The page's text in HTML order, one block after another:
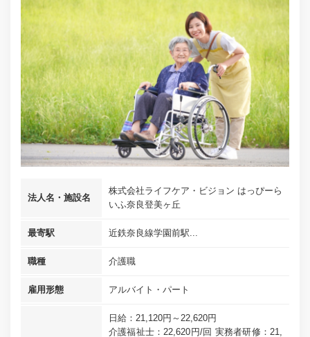
法人名・施設名
株式会社ライフケア・ビジョン はっぴーら
いふ奈良登美ヶ丘
最寄駅 近鉄奈良線学園前駅...
職種 介護職
雇用形態 アルバイト・パート
日給：21,120円～22,620円
介護福祉士：22,620円/回 実務者研修：21,